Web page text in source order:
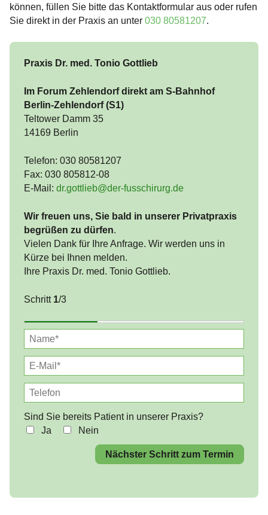
können, füllen Sie bitte das Kontaktformular aus oder rufen
Sie direkt in der Praxis an unter 030 80581207.
Praxis Dr. med. Tonio Gottlieb
Im Forum Zehlendorf direkt am S-Bahnhof
Berlin-Zehlendorf (S1)
Teltower Damm 35
14169 Berlin
Telefon: 030 80581207
Fax: 030 805812-08
E-Mail: dr.gottlieb@der-fusschirurg.de
Wir freuen uns, Sie bald in unserer Privatpraxis
begrüßen zu dürfen.
Vielen Dank für Ihre Anfrage. Wir werden uns in
Kürze bei Ihnen melden.
Ihre Praxis Dr. med. Tonio Gottlieb.
Schritt 1/3
Sind Sie bereits Patient in unserer Praxis?
Ja
Nein
Nächster Schritt zum Termin